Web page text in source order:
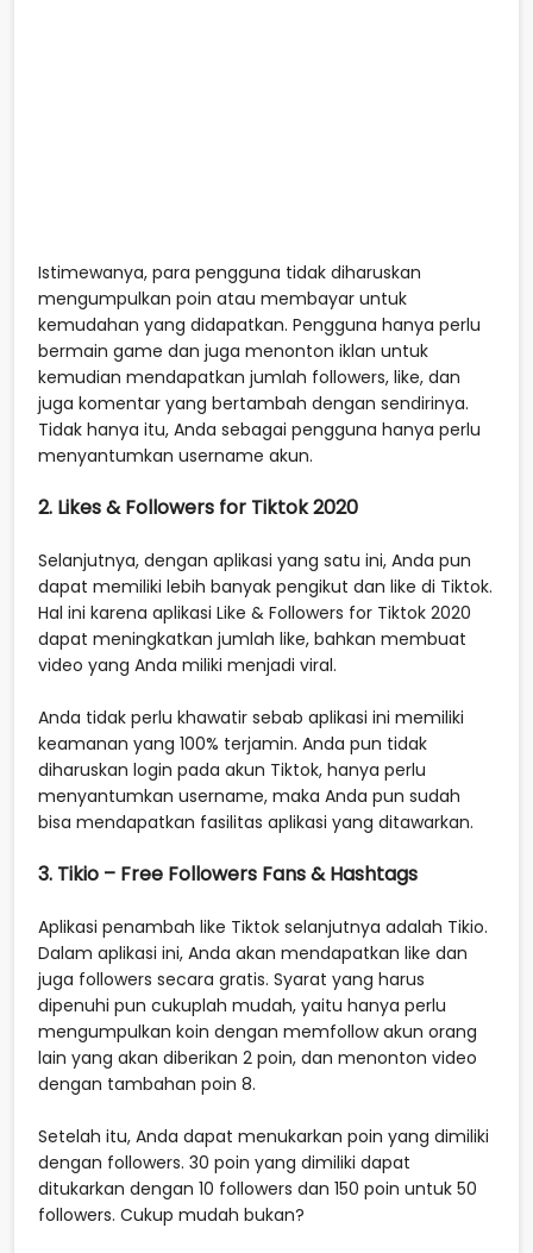
Istimewanya, para pengguna tidak diharuskan
mengumpulkan poin atau membayar untuk
kemudahan yang didapatkan. Pengguna hanya perlu
bermain game dan juga menonton iklan untuk
kemudian mendapatkan jumlah followers, like, dan
juga komentar yang bertambah dengan sendirinya.
Tidak hanya itu, Anda sebagai pengguna hanya perlu
menyantumkan username akun.
2. Likes & Followers for Tiktok 2020
Selanjutnya, dengan aplikasi yang satu ini, Anda pun
dapat memiliki lebih banyak pengikut dan like di Tiktok.
Hal ini karena aplikasi Like & Followers for Tiktok 2020
dapat meningkatkan jumlah like, bahkan membuat
video yang Anda miliki menjadi viral.
Anda tidak perlu khawatir sebab aplikasi ini memiliki
keamanan yang 100% terjamin. Anda pun tidak
diharuskan login pada akun Tiktok, hanya perlu
menyantumkan username, maka Anda pun sudah
bisa mendapatkan fasilitas aplikasi yang ditawarkan.
3. Tikio – Free Followers Fans & Hashtags
Aplikasi penambah like Tiktok selanjutnya adalah Tikio.
Dalam aplikasi ini, Anda akan mendapatkan like dan
juga followers secara gratis. Syarat yang harus
dipenuhi pun cukuplah mudah, yaitu hanya perlu
mengumpulkan koin dengan memfollow akun orang
lain yang akan diberikan 2 poin, dan menonton video
dengan tambahan poin 8.
Setelah itu, Anda dapat menukarkan poin yang dimiliki
dengan followers. 30 poin yang dimiliki dapat
ditukarkan dengan 10 followers dan 150 poin untuk 50
followers. Cukup mudah bukan?